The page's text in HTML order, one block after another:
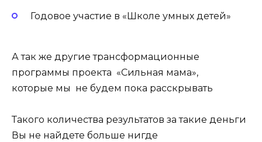
Годовое участие в «Школе умных детей»
А так же другие трансформационные
программы проекта «Сильная мама»,
которые мы не будем пока расскрывать
Такого количества результатов за такие деньги
Вы не найдете больше нигде